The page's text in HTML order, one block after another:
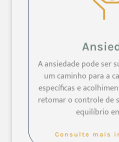
A ansiedade pode ser
um caminho para a
específicas e
retomar o controle de
equilíbrio
Consulte mais